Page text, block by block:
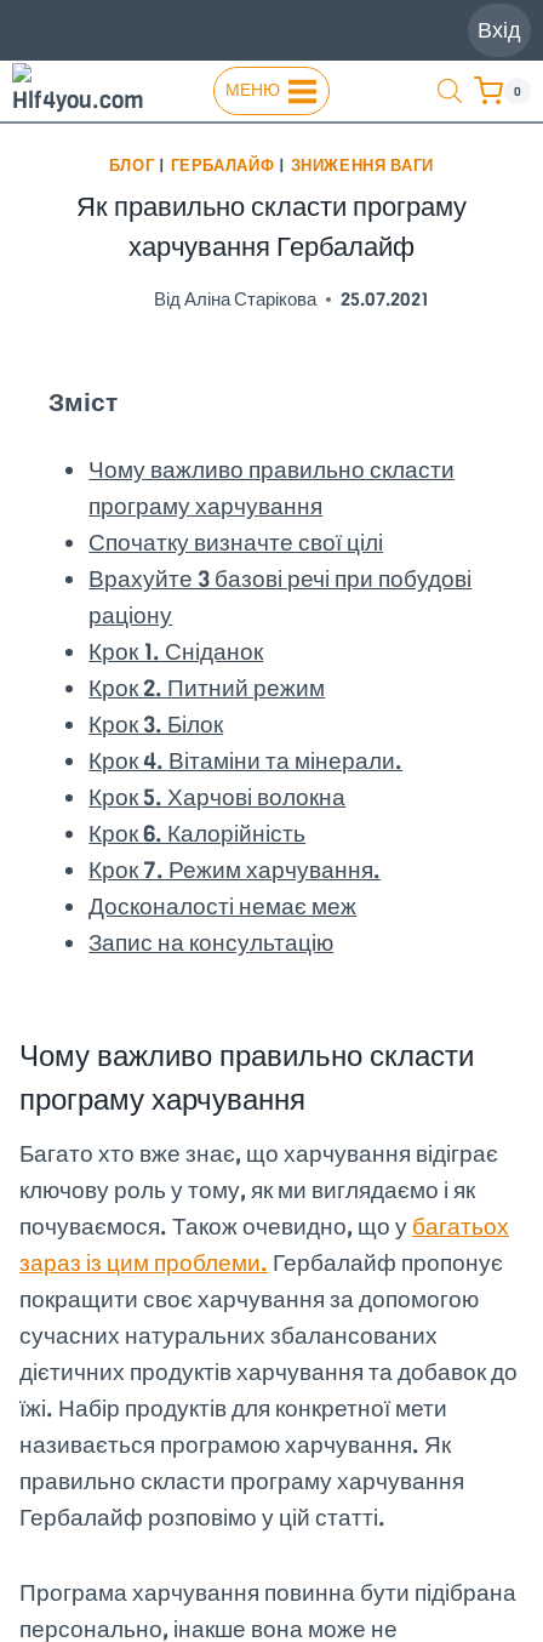
до
вмісту
Вхід
МЕНЮ 0
БЛОГ| ГЕРБАЛАЙФ | ЗНИЖЕННЯ ВАГИ
Як правильно скласти програму
харчування Гербалайф
ВідАліна Старікова 25.07.2021
Зміст
Чому важливо правильно скласти
програму харчування
Спочатку визначте свої цілі
Врахуйте 3 базові речі при побудові
раціону
Крок 1. Сніданок
Крок 2. Питний режим
Крок 3. Білок
Крок 4. Вітаміни та мінерали.
Крок 5. Харчові волокна
Крок 6. Калорійність
Крок 7. Режим харчування.
Досконалості немає меж
Запис на консультацію
Чому важливо правильно скласти
програму харчування
Багато хто вже знає, що харчування відіграє
ключову роль у тому, як ми виглядаємо і як
почуваємося. Також очевидно, що у багатьох
зараз із цим проблеми. Гербалайф пропонує
покращити своє харчування за допомогою
сучасних натуральних збалансованих
дієтичних продуктів харчування та добавок до
їжі. Набір продуктів для конкретної мети
називається програмою харчування. Як
правильно скласти програму харчування
Гербалайф розповімо у цій статті.
Програма харчування повинна бути підібрана
персонально, інакше вона може не